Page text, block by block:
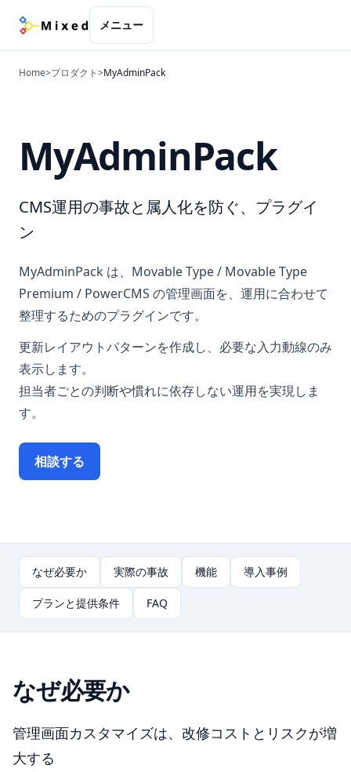
メニュー
Home>プロダクト>MyAdminPack
MyAdminPack
CMS運用の事故と属人化を防ぐ、プラグイ
ン
MyAdminPack は、Movable Type / Movable Type
Premium / PowerCMS の管理画面を、運用に合わせて
整理するためのプラグインです。
更新レイアウトパターンを作成し、必要な入力動線のみ
表示します。
担当者ごとの判断や慣れに依存しない運用を実現しま
す。
相談する
なぜ必要か 実際の事故 機能 導入事例
プランと提供条件 FAQ
なぜ必要か
管理画面カスタマイズは、改修コストとリスクが増
大する